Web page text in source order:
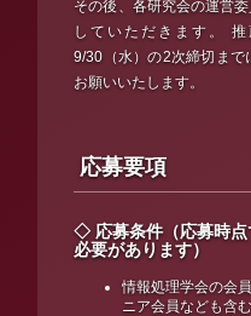
その後、各研究会の運営
していただきます。
9/30（水）の2次締切まで
お願いいたします。
応募要項
◇ 応募条件（応募時点
必要があります）
情報処理学会の会
ニア会員なども含む